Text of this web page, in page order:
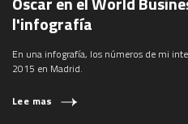
l'infografía
En una infografía, los números de mi
2015 en Madrid.
Lee mas